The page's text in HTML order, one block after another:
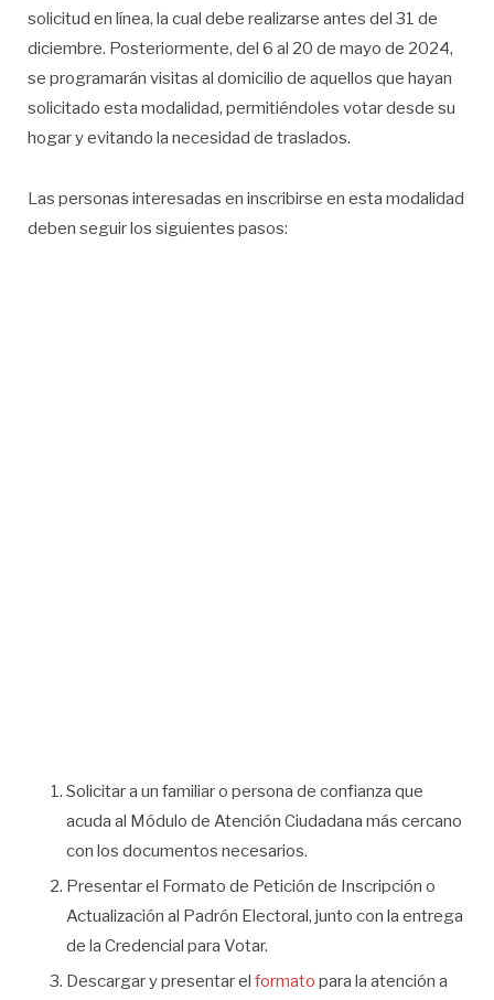
solicitud en línea, la cual debe realizarse antes del 31 de
diciembre. Posteriormente, del 6 al 20 de mayo de 2024,
se programarán visitas al domicilio de aquellos que hayan
solicitado esta modalidad, permitiéndoles votar desde su
hogar y evitando la necesidad de traslados.
Las personas interesadas en inscribirse en esta modalidad
deben seguir los siguientes pasos:
Solicitar a un familiar o persona de confianza que
acuda al Módulo de Atención Ciudadana más cercano
con los documentos necesarios.
Presentar el Formato de Petición de Inscripción o
Actualización al Padrón Electoral, junto con la entrega
de la Credencial para Votar.
Descargar y presentar el formato para la atención a